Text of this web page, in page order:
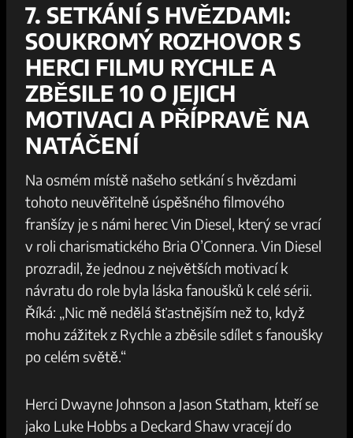
7.⁣ SETKÁNÍ S HVĚZDAMI:
SOUKROMÝ⁢ ROZHOVOR S
⁢HERCI FILMU ⁤RYCHLE A
ZBĚSILE 10 O JEJICH
MOTIVACI A PŘÍPRAVĚ ​NA
NATÁČENÍ
Na osmém místě našeho ⁣setkání s hvězdami
tohoto neuvěřitelně úspěšného filmového
franšízy je s námi herec Vin Diesel, který se ⁢vrací
v roli charismatického Bria O’Connera. Vin ‍Diesel
prozradil, že jednou z největších motivací ‍k
‌návratu do role byla láska ⁣fanoušků ‍k ⁤celé⁢ sérii.
Říká: „Nic mě nedělá⁢ šťastnějším než to, když‌
mohu zážitek z Rychle‍ a zběsile sdílet s⁢ fanoušky
po celém světě.“
Herci​ Dwayne Johnson a Jason Statham, kteří se
jako Luke Hobbs a Deckard Shaw ‍vracejí do